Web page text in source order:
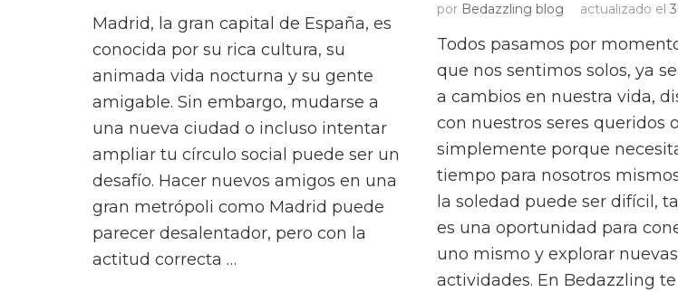
Madrid, la gran capital de España, es
conocida por su rica cultura, su
animada vida nocturna y su gente
amigable. Sin embargo, mudarse a
una nueva ciudad o incluso intentar
ampliar tu círculo social puede ser un
desafío. Hacer nuevos amigos en una
gran metrópoli como Madrid puede
parecer desalentador, pero con la
actitud correcta …
por Bedazzling blog actualizado el
Todos pasamos por
que nos sentimos solos, ya
a cambios en nuestra vida,
con nuestros seres queridos o
simplemente porque
tiempo para nosotros
la soledad puede ser difícil,
es una oportunidad para
uno mismo y explorar nuevas
actividades. En Bedazzling te